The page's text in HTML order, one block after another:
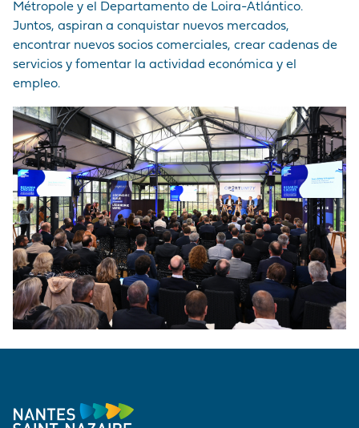
Métropole y el Departamento de Loira-Atlántico.
Juntos, aspiran a conquistar nuevos mercados,
encontrar nuevos socios comerciales, crear cadenas de
servicios y fomentar la actividad económica y el
empleo.